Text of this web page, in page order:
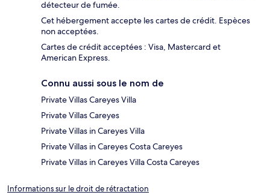
détecteur de fumée.
Cet hébergement accepte les cartes de crédit. Espèces
non acceptées.
Cartes de crédit acceptées : Visa, Mastercard et
American Express.
Connu aussi sous le nom de
Private Villas Careyes Villa
Private Villas Careyes
Private Villas in Careyes Villa
Private Villas in Careyes Costa Careyes
Private Villas in Careyes Villa Costa Careyes
Informations sur le droit de rétractation